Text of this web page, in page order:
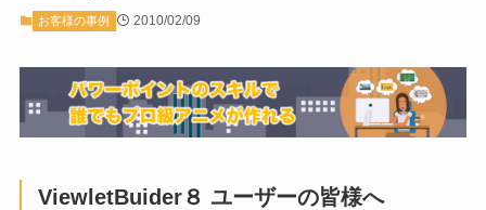
お客様の事例 2010/02/09
ViewletBuider８ ユーザーの皆様へ